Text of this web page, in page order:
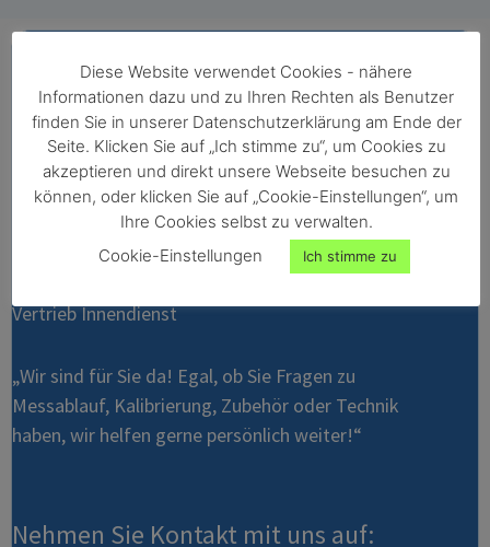
SUPPORT
Vertrieb Innendienst
„Wir sind für Sie da! Egal, ob Sie Fragen zu
Messablauf, Kalibrierung, Zubehör oder Technik
haben, wir helfen gerne persönlich weiter!“
Nehmen Sie Kontakt mit uns auf:
Diese Website verwendet Cookies - nähere
Informationen dazu und zu Ihren Rechten als Benutzer
finden Sie in unserer Datenschutzerklärung am Ende der
Seite. Klicken Sie auf „Ich stimme zu“, um Cookies zu
akzeptieren und direkt unsere Webseite besuchen zu
können, oder klicken Sie auf „Cookie-Einstellungen“, um
Ihre Cookies selbst zu verwalten.
Cookie-Einstellungen
Ich stimme zu